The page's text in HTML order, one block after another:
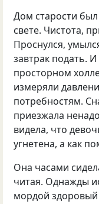
Дом старости
свете. Чистота,
Проснулся,
завтрак подать.
просторном
измеряли
потребностям.
приезжала
видела, что
угнетена, а как
Она часами
читая. Однажды
мордой